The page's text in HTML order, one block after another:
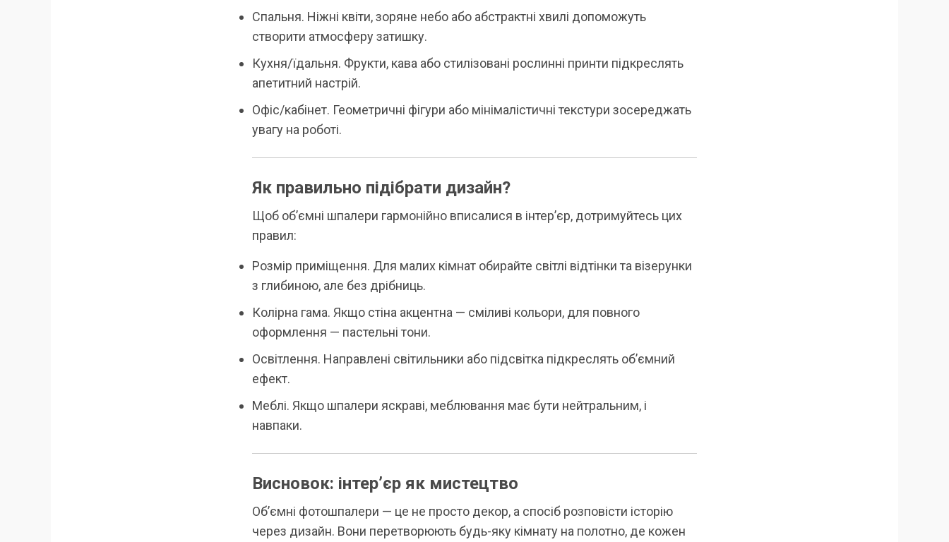
Спальня. Ніжні квіти, зоряне небо або абстрактні хвилі допоможуть
створити атмосферу затишку.
Кухня/їдальня. Фрукти, кава або стилізовані рослинні принти підкреслять
апетитний настрій.
Офіс/кабінет. Геометричні фігури або мінімалістичні текстури зосереджать
увагу на роботі.
Як правильно підібрати дизайн?
Щоб об’ємні шпалери гармонійно вписалися в інтер’єр, дотримуйтесь цих
правил:
Розмір приміщення. Для малих кімнат обирайте світлі відтінки та візерунки
з глибиною, але без дрібниць.
Колірна гама. Якщо стіна акцентна — сміливі кольори, для повного
оформлення — пастельні тони.
Освітлення. Направлені світильники або підсвітка підкреслять об’ємний
ефект.
Меблі. Якщо шпалери яскраві, меблювання має бути нейтральним, і
навпаки.
Висновок: інтер’єр як мистецтво
Об’ємні фотошпалери — це не просто декор, а спосіб розповісти історію
через дизайн. Вони перетворюють будь-яку кімнату на полотно, де кожен